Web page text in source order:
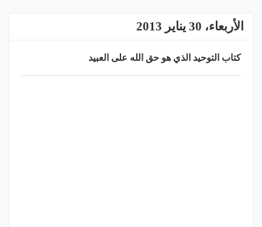
الأربعاء، 30 يناير 2013
كتاب التوحيد الذي هو حق الله على العبيد